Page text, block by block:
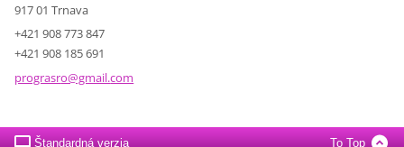
917 01 Trnava
+421 908 773 847
+421 908 185 691
prograsro@gmail.com
Štandardná verzia To Top